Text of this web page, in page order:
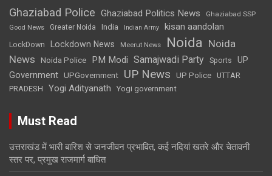
Ghaziabad Police Ghaziabad Politics News Ghaziabad SSP
Good News Greater Noida India Indian Army kisan aandolan
LockDown Lockdown News Meerut News Noida Noida
News
Noida Police PM Modi Samajwadi Party Sports
UP
Government UPGovernment UP News UP Police
UTTAR
PRADESH
Yogi Adityanath Yogi government
Must Read
उत्तराखंड में भारी बारिश से जनजीवन प्रभावित, कई नदियां खतरे और चेतावनी
स्तर पर, प्रमुख राजमार्ग बाधित